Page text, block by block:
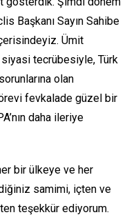
Başkanı Sayın Sahibe
Ümit
tecrübesiyle, Türk
olan
fevkalade güzel bir
daha ileriye
bir ülkeye ve her
samimi, içten ve
teşekkür ediyorum.